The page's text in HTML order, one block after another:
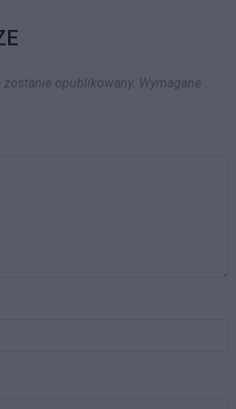
zostanie opublikowany. Wymagane